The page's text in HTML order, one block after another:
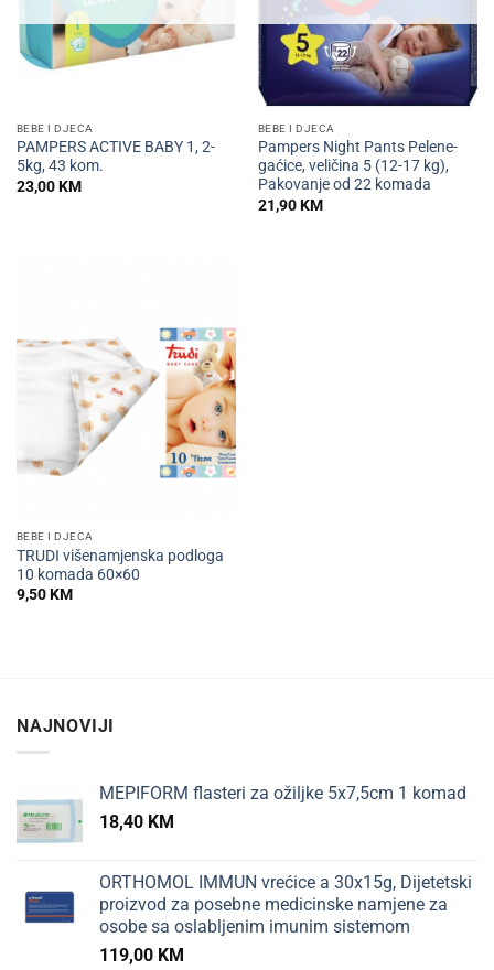
BEBE I DJECA
PAMPERS ACTIVE BABY 1, 2-
5kg, 43 kom.
23,00KM
BEBE I DJECA
Pampers Night Pants Pelene-
gaćice, veličina 5 (12-17 kg),
Pakovanje od 22 komada
21,90KM
BEBE I DJECA
TRUDI višenamjenska podloga
10 komada 60×60
9,50KM
NAJNOVIJI
MEPIFORM flasteri za ožiljke 5x7,5cm 1 komad
18,40 KM
ORTHOMOL IMMUN vrećice a 30x15g, Dijetetski
proizvod za posebne medicinske namjene za
osobe sa oslabljenim imunim sistemom
119,00 KM